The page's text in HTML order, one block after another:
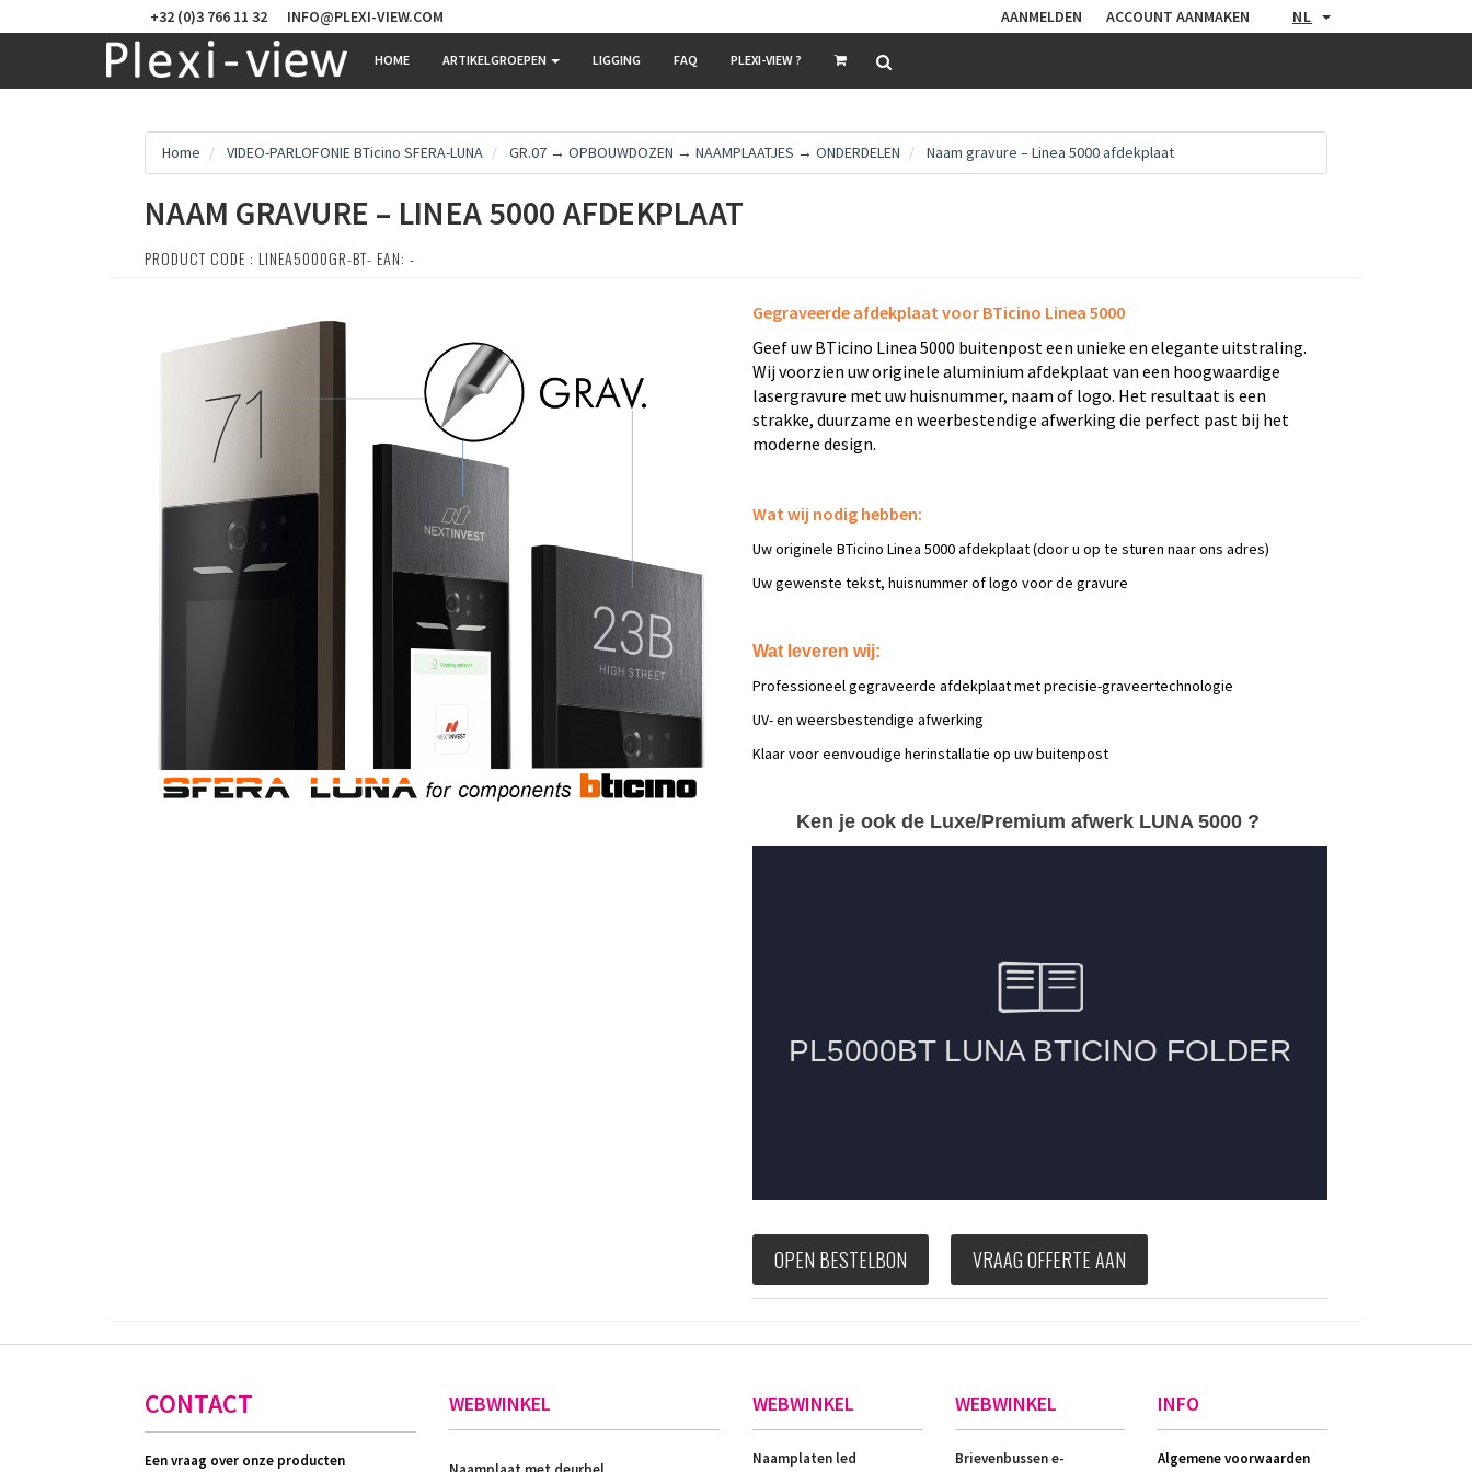
+32 (0)3 766 11 32 INFO@PLEXI-VIEW.COM AANMELDEN ACCOUNT AANMAKEN NL
HOME ARTIKELGROEPEN LIGGING FAQ PLEXI-VIEW ?
Home VIDEO-PARLOFONIE BTicino SFERA-LUNA GR.07 → OPBOUWDOZEN → NAAMPLAATJES → ONDERDELEN Naam gravure – Linea 5000 afdekplaat
NAAM GRAVURE – LINEA 5000 AFDEKPLAAT
PRODUCT CODE : LINEA5000GR-BT- EAN: -
Gegraveerde afdekplaat voor BTicino Linea 5000
Geef uw BTicino Linea 5000 buitenpost een unieke en elegante uitstraling.
Wij voorzien uw originele aluminium afdekplaat van een hoogwaardige
lasergravure met uw huisnummer, naam of logo. Het resultaat is een
strakke, duurzame en weerbestendige afwerking die perfect past bij het
moderne design.
Wat wij nodig hebben:
Uw originele BTicino Linea 5000 afdekplaat (door u op te sturen naar ons adres)
Uw gewenste tekst, huisnummer of logo voor de gravure
Wat leveren wij:
Professioneel gegraveerde afdekplaat met precisie-graveertechnologie
UV- en weersbestendige afwerking
Klaar voor eenvoudige herinstallatie op uw buitenpost
Ken je ook de Luxe/Premium afwerk LUNA 5000 ?
OPEN BESTELBON VRAAG OFFERTE AAN
CONTACT
Een vraag over onze producten
WEBWINKEL WEBWINKEL
Naamplaten led
WEBWINKEL
Brievenbussen e-
INFO
Algemene voorwaarden